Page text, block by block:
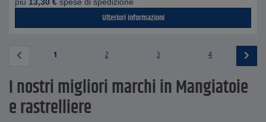
Ulteriori informazioni
1 2 3 4
I nostri migliori marchi in Mangiatoie
e rastrelliere